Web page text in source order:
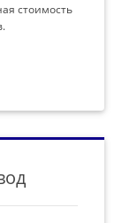
стоимость